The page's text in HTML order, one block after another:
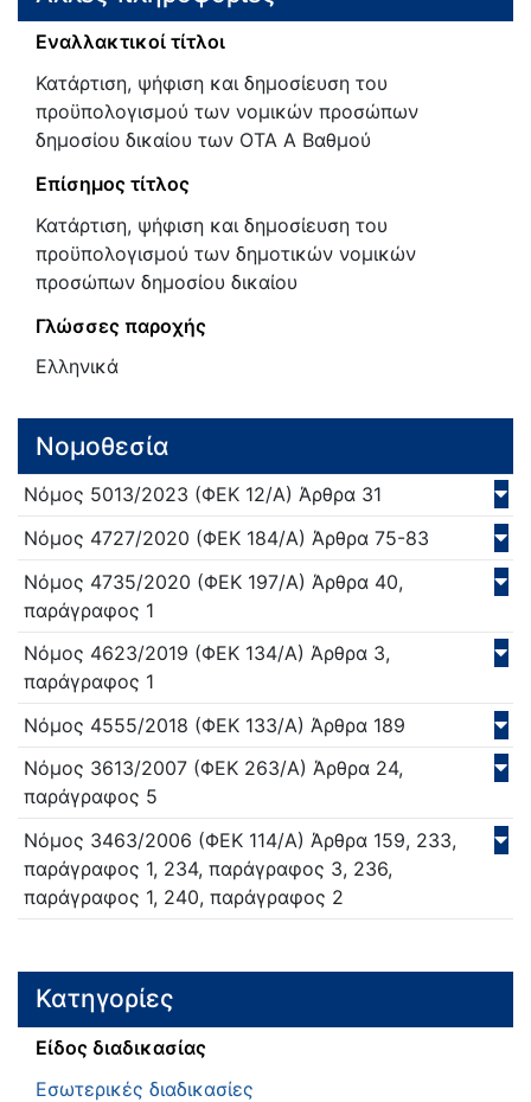
Εναλλακτικοί τίτλοι
Κατάρτιση, ψήφιση και δημοσίευση του
προϋπολογισμού των νομικών προσώπων
δημοσίου δικαίου των ΟΤΑ Α Βαθμού
Επίσημος τίτλος
Κατάρτιση, ψήφιση και δημοσίευση του
προϋπολογισμού των δημοτικών νομικών
προσώπων δημοσίου δικαίου
Γλώσσες παροχής
Ελληνικά
Νομοθεσία
Νόμος 5013/2023 (ΦΕΚ 12/Α) Άρθρα 31
Νόμος 4727/2020 (ΦΕΚ 184/Α) Άρθρα 75-83
Νόμος 4735/2020 (ΦΕΚ 197/Α) Άρθρα 40,
παράγραφος 1
Νόμος 4623/2019 (ΦΕΚ 134/Α) Άρθρα 3,
παράγραφος 1
Νόμος 4555/2018 (ΦΕΚ 133/Α) Άρθρα 189
Νόμος 3613/2007 (ΦΕΚ 263/Α) Άρθρα 24,
παράγραφος 5
Νόμος 3463/2006 (ΦΕΚ 114/Α) Άρθρα 159, 233,
παράγραφος 1, 234, παράγραφος 3, 236,
παράγραφος 1, 240, παράγραφος 2
Κατηγορίες
Είδος διαδικασίας
Εσωτερικές διαδικασίες